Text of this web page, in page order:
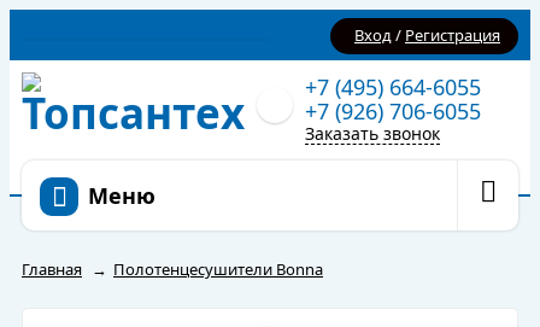
Вход/ Регистрация
+7 (495) 664-6055
+7 (926) 706-6055
Заказать звонок
Меню
Главная → Полотенцесушители Bonna